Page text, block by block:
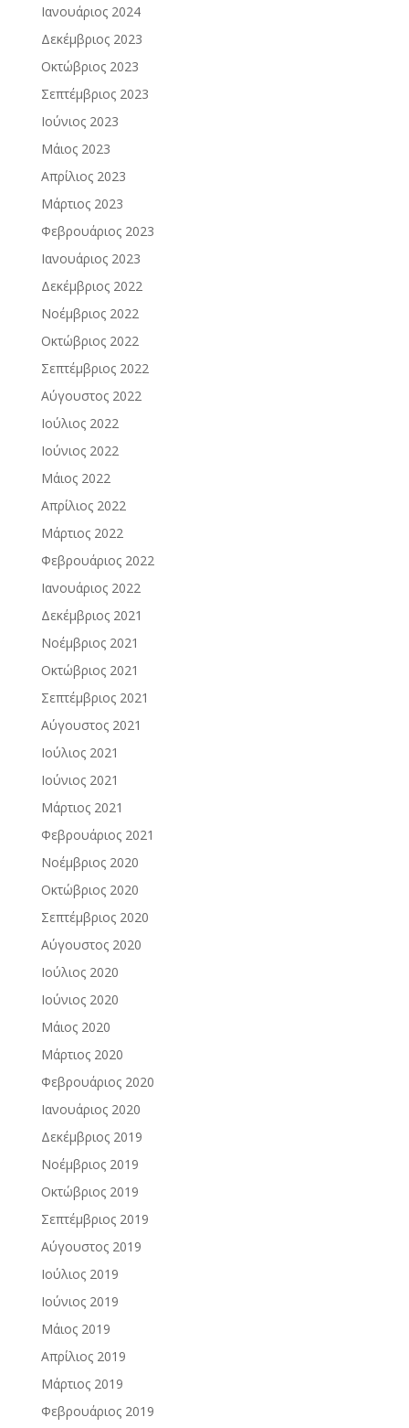
Ιανουάριος 2024
Δεκέμβριος 2023
Οκτώβριος 2023
Σεπτέμβριος 2023
Ιούνιος 2023
Μάιος 2023
Απρίλιος 2023
Μάρτιος 2023
Φεβρουάριος 2023
Ιανουάριος 2023
Δεκέμβριος 2022
Νοέμβριος 2022
Οκτώβριος 2022
Σεπτέμβριος 2022
Αύγουστος 2022
Ιούλιος 2022
Ιούνιος 2022
Μάιος 2022
Απρίλιος 2022
Μάρτιος 2022
Φεβρουάριος 2022
Ιανουάριος 2022
Δεκέμβριος 2021
Νοέμβριος 2021
Οκτώβριος 2021
Σεπτέμβριος 2021
Αύγουστος 2021
Ιούλιος 2021
Ιούνιος 2021
Μάρτιος 2021
Φεβρουάριος 2021
Νοέμβριος 2020
Οκτώβριος 2020
Σεπτέμβριος 2020
Αύγουστος 2020
Ιούλιος 2020
Ιούνιος 2020
Μάιος 2020
Μάρτιος 2020
Φεβρουάριος 2020
Ιανουάριος 2020
Δεκέμβριος 2019
Νοέμβριος 2019
Οκτώβριος 2019
Σεπτέμβριος 2019
Αύγουστος 2019
Ιούλιος 2019
Ιούνιος 2019
Μάιος 2019
Απρίλιος 2019
Μάρτιος 2019
Φεβρουάριος 2019